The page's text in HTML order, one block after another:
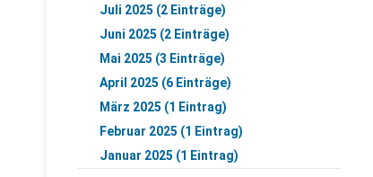
Juli 2025 (2 Einträge)
Juni 2025 (2 Einträge)
Mai 2025 (3 Einträge)
April 2025 (6 Einträge)
März 2025 (1 Eintrag)
Februar 2025 (1 Eintrag)
Januar 2025 (1 Eintrag)